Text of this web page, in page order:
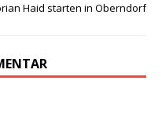
Haid starten in Oberndorf